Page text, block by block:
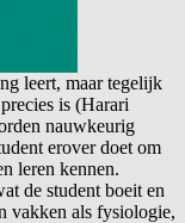
leert, maar tegelijk
is (Harari
nauwkeurig
erover doet om
leren kennen.
de student boeit en
vakken als fysiologie,